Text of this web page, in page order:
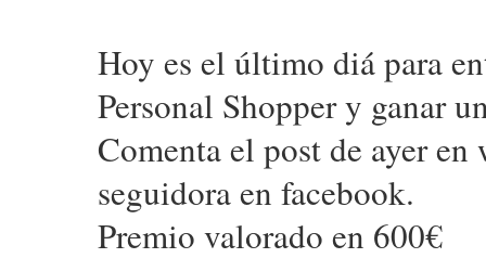
Hoy es el último diá para
Personal Shopper y ganar
Comenta el post de ayer
seguidora en facebook.
Premio valorado en 600€